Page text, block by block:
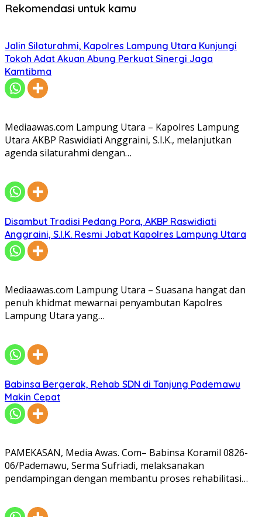
Rekomendasi untuk kamu
Jalin Silaturahmi, Kapolres Lampung Utara Kunjungi
Tokoh Adat Akuan Abung Perkuat Sinergi Jaga
Kamtibma
Mediaawas.com Lampung Utara – Kapolres Lampung
Utara AKBP Raswidiati Anggraini, S.I.K., melanjutkan
agenda silaturahmi dengan…
Disambut Tradisi Pedang Pora, AKBP Raswidiati
Anggraini, S.I.K. Resmi Jabat Kapolres Lampung Utara
Mediaawas.com Lampung Utara – Suasana hangat dan
penuh khidmat mewarnai penyambutan Kapolres
Lampung Utara yang…
Babinsa Bergerak, Rehab SDN di Tanjung Pademawu
Makin Cepat
PAMEKASAN, Media Awas. Com– Babinsa Koramil 0826-
06/Pademawu, Serma Sufriadi, melaksanakan
pendampingan dengan membantu proses rehabilitasi…